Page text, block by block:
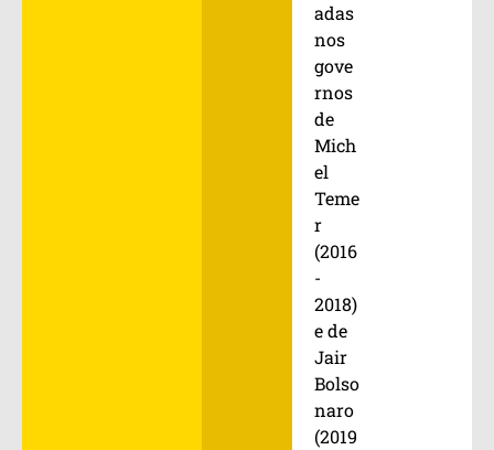
adas
nos
gove
rnos
de
Mich
el
Teme
r
(2016
-
2018)
e de
Jair
Bolso
naro
(2019